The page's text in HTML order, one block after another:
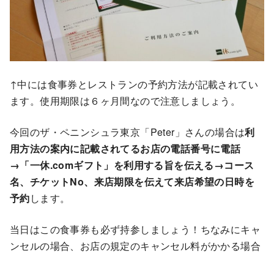
↑中には食事券とレストランの予約方法が記載されてい
ます。使用期限は６ヶ月間なので注意しましょう。
今回のザ・ペニンシュラ東京「Peter」さんの場合は利
用方法の案内に記載されてるお店の電話番号に電話
→「一休.comギフト」を利用する旨を伝える→コース
名、チケットNo、来店期限を伝えて来店希望の日時を
予約します。
当日はこの食事券も必ず持参しましょう！ちなみにキャ
ンセルの場合、お店の規定のキャンセル料がかかる場合